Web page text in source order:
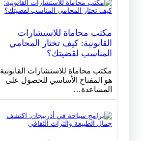
مكتب محاماة للاستشارات
القانونية: كيف تختار المحامي
المناسب لقضيتك؟
مكتب محاماة للاستشارات القانونية
هو المفتاح الأساسي للحصول على
المساعدة…